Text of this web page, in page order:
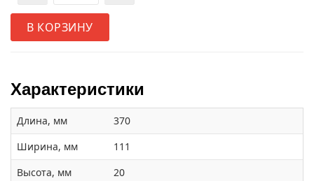
В КОРЗИНУ
Характеристики
Длина, мм
370
Ширина, мм
111
Высота, мм
20